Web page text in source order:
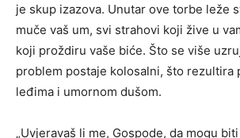
je skup izazova. Unutar ove torbe leže
muče vaš um, svi strahovi koji žive u
koji proždiru vaše biće. Što se više
problem postaje kolosalni, što rezultira
leđima i umornom dušom.
„Uvjeravaš li me, Gospode, da mogu